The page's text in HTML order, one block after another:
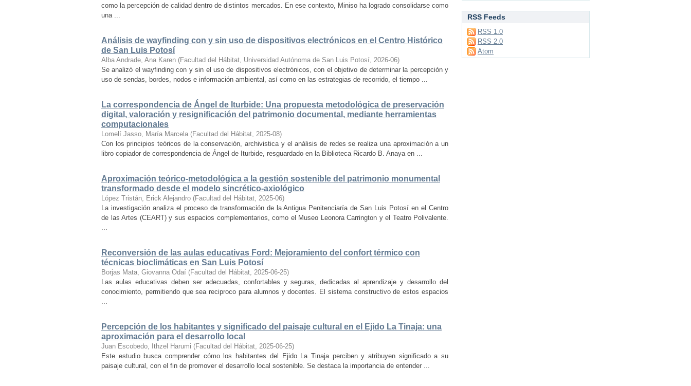
como la percepción de calidad dentro de distintos mercados. En ese contexto, Miniso ha logrado consolidarse como
una ...
Análisis de wayfinding con y sin uso de dispositivos electrónicos en el Centro Histórico
de San Luis Potosí
Alba Andrade, Ana Karen (Facultad del Hábitat, Universidad Autónoma de San Luis Potosí, 2026-06)
Se analizó el wayfinding con y sin el uso de dispositivos electrónicos, con el objetivo de determinar la percepción y
uso de sendas, bordes, nodos e información ambiental, así como en las estrategias de recorrido, el tiempo ...
La correspondencia de Ángel de Iturbide: Una propuesta metodológica de preservación
digital, valoración y resignificación del patrimonio documental, mediante herramientas
computacionales
Lomelí Jasso, María Marcela (Facultad del Hábitat, 2025-08)
Con los principios teóricos de la conservación, archivistica y el análisis de redes se realiza una aproximación a un
libro copiador de correspondencia de Ángel de Iturbide, resguardado en la Biblioteca Ricardo B. Anaya en ...
Aproximación teórico-metodológica a la gestión sostenible del patrimonio monumental
transformado desde el modelo sincrético-axiológico
López Tristán, Erick Alejandro (Facultad del Hábitat, 2025-06)
La investigación analiza el proceso de transformación de la Antigua Penitenciaría de San Luis Potosí en el Centro
de las Artes (CEART) y sus espacios complementarios, como el Museo Leonora Carrington y el Teatro Polivalente.
...
Reconversión de las aulas educativas Ford: Mejoramiento del confort térmico con
técnicas bioclimáticas en San Luis Potosí
Borjas Mata, Giovanna Odaí (Facultad del Hábitat, 2025-06-25)
Las aulas educativas deben ser adecuadas, confortables y seguras, dedicadas al aprendizaje y desarrollo del
conocimiento, permitiendo que sea reciproco para alumnos y docentes. El sistema constructivo de estos espacios
...
Percepción de los habitantes y significado del paisaje cultural en el Ejido La Tinaja: una
aproximación para el desarrollo local
Juan Escobedo, Ithzel Harumi (Facultad del Hábitat, 2025-06-25)
Este estudio busca comprender cómo los habitantes del Ejido La Tinaja perciben y atribuyen significado a su
paisaje cultural, con el fin de promover el desarrollo local sostenible. Se destaca la importancia de entender ...
RSS Feeds
RSS 1.0
RSS 2.0
Atom